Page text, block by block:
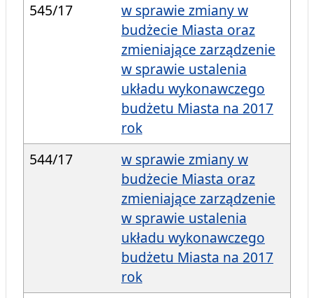
545/17
w sprawie zmiany w
budżecie Miasta oraz
zmieniające zarządzenie
w sprawie ustalenia
układu wykonawczego
budżetu Miasta na 2017
rok
544/17
w sprawie zmiany w
budżecie Miasta oraz
zmieniające zarządzenie
w sprawie ustalenia
układu wykonawczego
budżetu Miasta na 2017
rok